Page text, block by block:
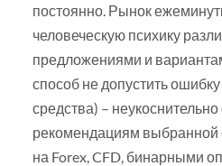
постоянно. Рынок
человеческую психику
предложениями и
способ не допустить
средства) –
рекомендациям выбранной
на Forex, CFD, бинарными